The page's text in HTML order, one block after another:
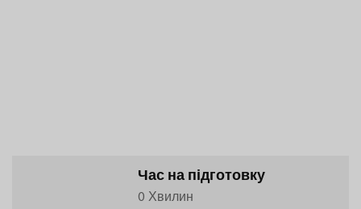
Час на підготовку
0 Хвилин